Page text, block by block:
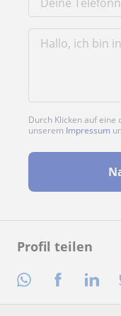
Profil teilen
Durch Klicken auf eine
unserem Impressum